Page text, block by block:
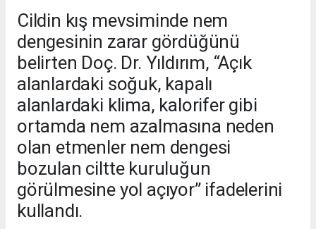
Cildin kış mevsiminde nem
dengesinin zarar gördüğünü
belirten Doç. Dr. Yıldırım, “Açık
alanlardaki soğuk, kapalı
alanlardaki klima, kalorifer gibi
ortamda nem azalmasına neden
olan etmenler nem dengesi
bozulan ciltte kuruluğun
görülmesine yol açıyor” ifadelerini
kullandı.